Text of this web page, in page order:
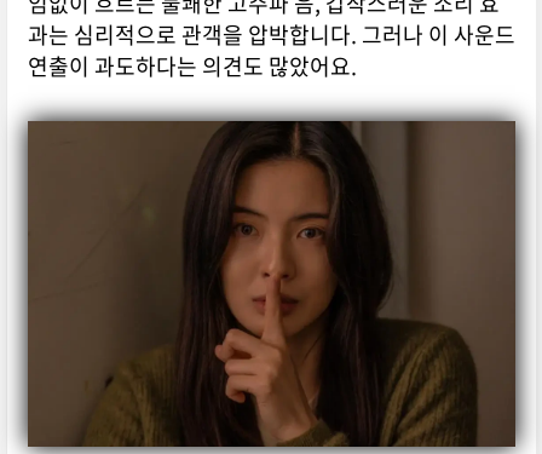
과는 심리적으로 관객을 압박합니다. 그러나 이 사운드
연출이 과도하다는 의견도 많았어요.